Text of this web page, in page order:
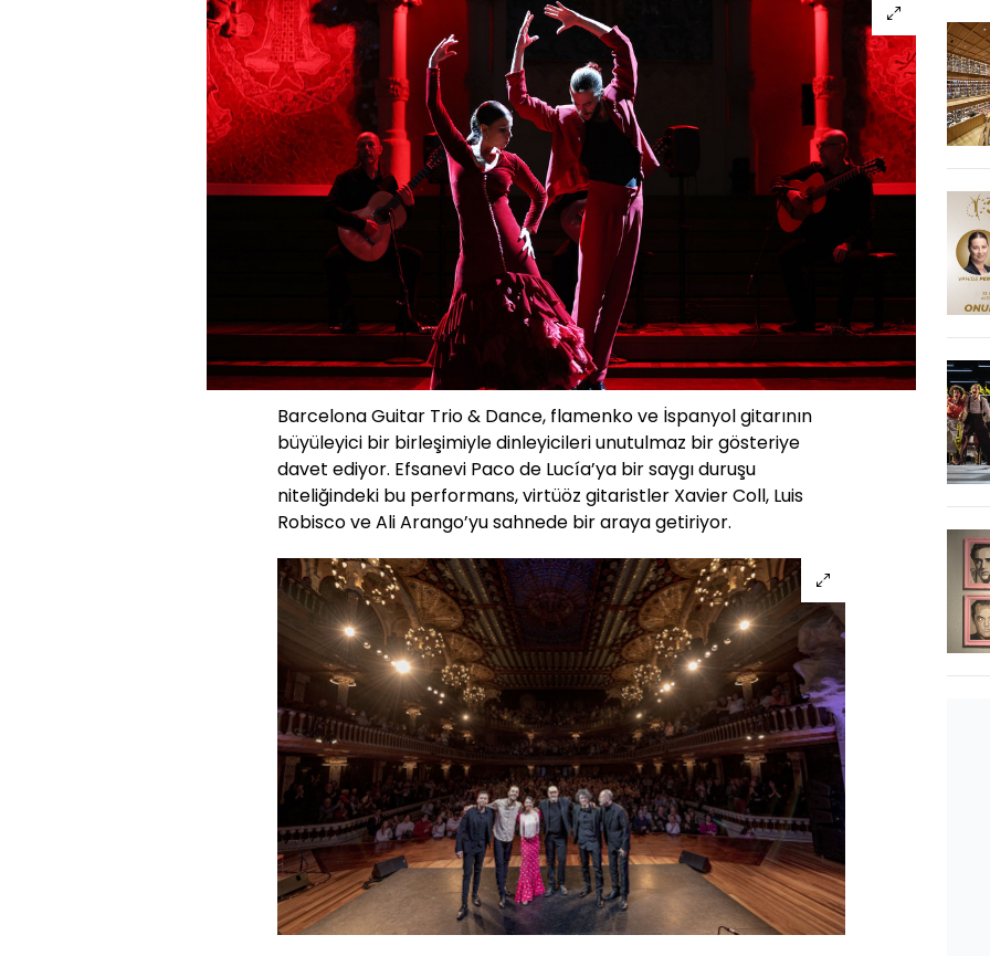
Barcelona Guitar Trio & Dance, flamenko ve İspanyol gitarının
büyüleyici bir birleşimiyle dinleyicileri unutulmaz bir gösteriye
davet ediyor. Efsanevi Paco de Lucía’ya bir saygı duruşu
niteliğindeki bu performans, virtüöz gitaristler Xavier Coll, Luis
Robisco ve Ali Arango’yu sahnede bir araya getiriyor.